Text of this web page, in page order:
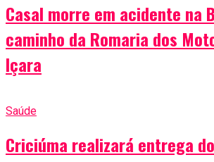
Casal morre em acidente na
caminho da Romaria dos
Içara
Saúde
Criciúma realizará entrega